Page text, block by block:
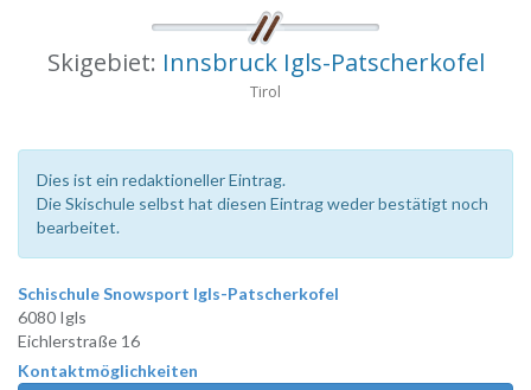
Skigebiet: Innsbruck Igls-Patscherkofel
Tirol
Dies ist ein redaktioneller Eintrag.
Die Skischule selbst hat diesen Eintrag weder bestätigt noch
bearbeitet.
Schischule Snowsport Igls-Patscherkofel
6080 Igls
Eichlerstraße 16
Kontaktmöglichkeiten